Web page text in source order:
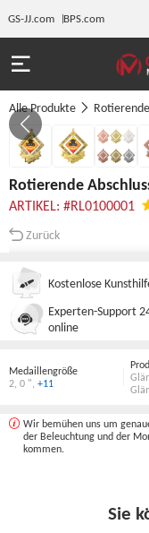
GS-JJ.com BPS.com
Alle Produkte
Rotierende
ARTIKEL: #RL0100001
Zurück
Kostenlose
Experten-Support
online
Medaillengröße
2 0 " +11
Wir bemühen uns um
der Beleuchtung und der
kommen.
Sie